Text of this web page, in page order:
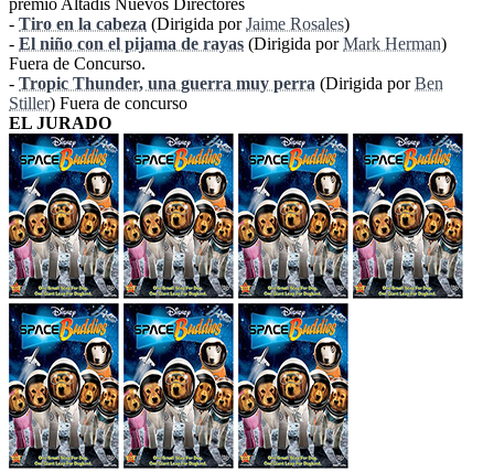
premio Altadis Nuevos Directores
- Tiro en la cabeza (Dirigida porJaime Rosales)
- El niño con el pijama de rayas (Dirigida porMark Herman)
Fuera de Concurso.
- Tropic Thunder, una guerra muy perra (Dirigida porBen
Stiller) Fuera de concurso
EL JURADO